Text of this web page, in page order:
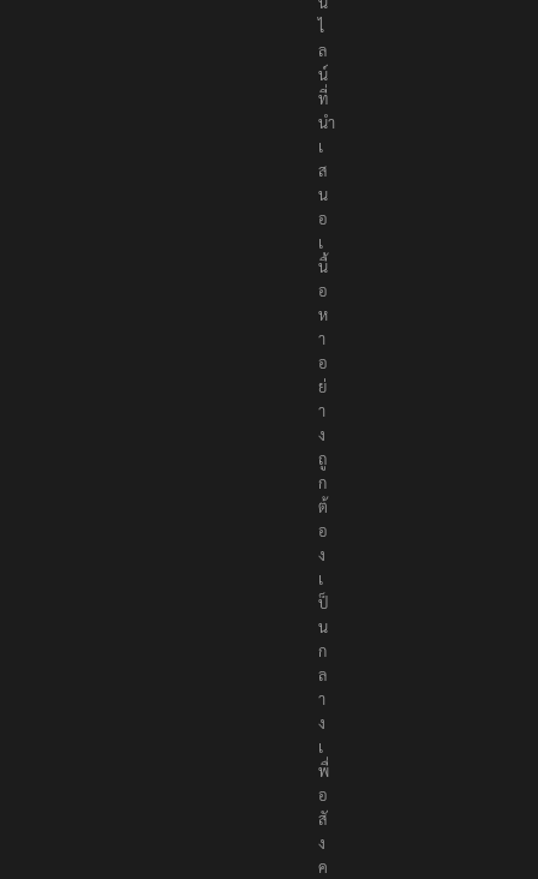
ไ
ล
น์
ที่
นำ
เ
ส
น
อ
เ
นื้
อ
ห
า
อ
ย่
า
ง
ถู
ก
ต้
อ
ง
เ
ป็
น
ก
ล
า
ง
เ
พื่
อ
สั
ง
ค